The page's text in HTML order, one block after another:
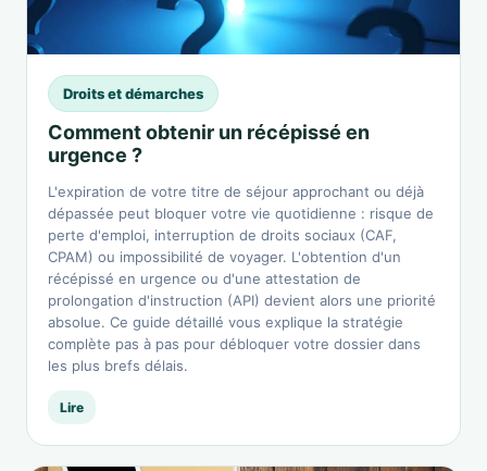
Droits et démarches
Comment obtenir un récépissé en
urgence ?
L'expiration de votre titre de séjour approchant ou déjà
dépassée peut bloquer votre vie quotidienne : risque de
perte d'emploi, interruption de droits sociaux (CAF,
CPAM) ou impossibilité de voyager. L'obtention d'un
récépissé en urgence ou d'une attestation de
prolongation d'instruction (API) devient alors une priorité
absolue. Ce guide détaillé vous explique la stratégie
complète pas à pas pour débloquer votre dossier dans
les plus brefs délais.
Lire